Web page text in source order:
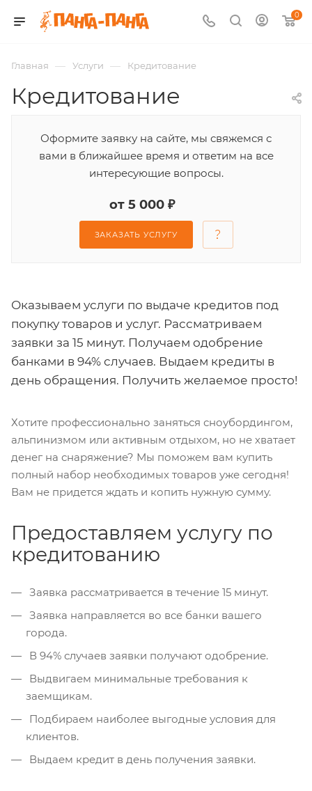
0
Главная — Услуги — Кредитование
Кредитование
Оформите заявку на сайте, мы свяжемся с
вами в ближайшее время и ответим на все
интересующие вопросы.
от 5 000 ₽
ЗАКАЗАТЬ УСЛУГУ
Оказываем услуги по выдаче кредитов под
покупку товаров и услуг. Рассматриваем
заявки за 15 минут. Получаем одобрение
банками в 94% случаев. Выдаем кредиты в
день обращения. Получить желаемое просто!
Хотите профессионально заняться сноубордингом,
альпинизмом или активным отдыхом, но не хватает
денег на снаряжение? Мы поможем вам купить
полный набор необходимых товаров уже сегодня!
Вам не придется ждать и копить нужную сумму.
Предоставляем услугу по
кредитованию
Заявка рассматривается в течение 15 минут.
Заявка направляется во все банки вашего
города.
В 94% случаев заявки получают одобрение.
Выдвигаем минимальные требования к
заемщикам.
Подбираем наиболее выгодные условия для
клиентов.
Выдаем кредит в день получения заявки.